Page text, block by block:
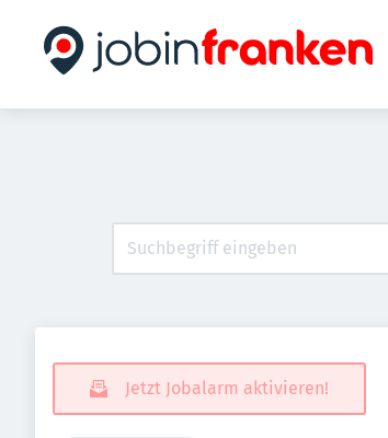
Jetzt Jobalarm aktivieren!